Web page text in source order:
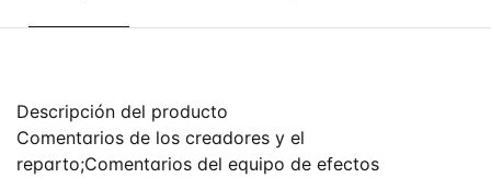
Descripción del producto
Comentarios de los creadores y el
reparto;Comentarios del equipo de efectos